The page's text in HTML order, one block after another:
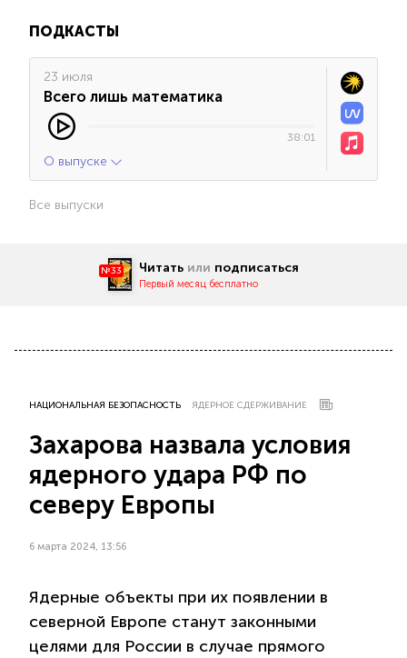
ПОДКАСТЫ
23 июля
Всего лишь математика
38:01
О выпуске
Все выпуски
№33 Читать или подписаться
Первый месяц бесплатно
НАЦИОНАЛЬНАЯ БЕЗОПАСНОСТЬ ЯДЕРНОЕ СДЕРЖИВАНИЕ
Захарова назвала условия
ядерного удара РФ по
северу Европы
6 марта 2024, 13:56
Ядерные объекты при их появлении в
северной Европе станут законными
целями для России в случае прямого